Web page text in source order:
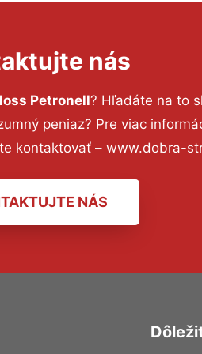
nás
Petronell? Hľadáte na to
peniaz? Pre viac
kontaktovať – www.dobra-
NÁS